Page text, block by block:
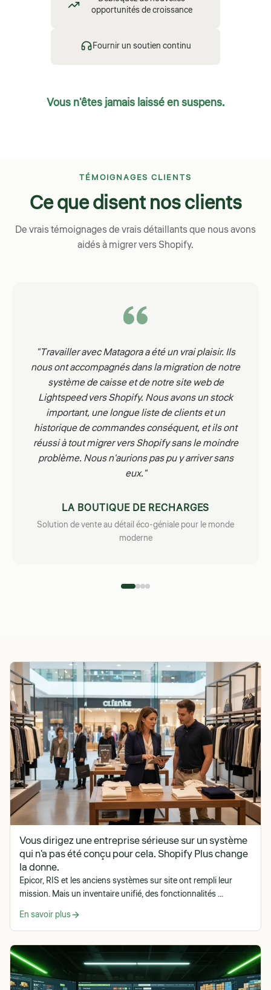
opportunités de croissance
Fournir un soutien continu
Vous n'êtes jamais laissé en suspens.
TÉMOIGNAGES CLIENTS
Ce que disent nos clients
De vrais témoignages de vrais détaillants que nous avons
aidés à migrer vers Shopify.
"Travailler avec Matagora a été un vrai plaisir. Ils
nous ont accompagnés dans la migration de notre
système de caisse et de notre site web de
Lightspeed vers Shopify. Nous avons un stock
important, une longue liste de clients et un
historique de commandes conséquent, et ils ont
réussi à tout migrer vers Shopify sans le moindre
problème. Nous n'aurions pas pu y arriver sans
eux."
LA BOUTIQUE DE RECHARGES
Solution de vente au détail éco-géniale pour le monde
moderne
Vous dirigez une entreprise sérieuse sur un système
qui n'a pas été conçu pour cela. Shopify Plus change
la donne.
Epicor, RIS et les anciens systèmes sur site ont rempli leur
mission. Mais un inventaire unifié, des fonctionnalités ...
En savoir plus